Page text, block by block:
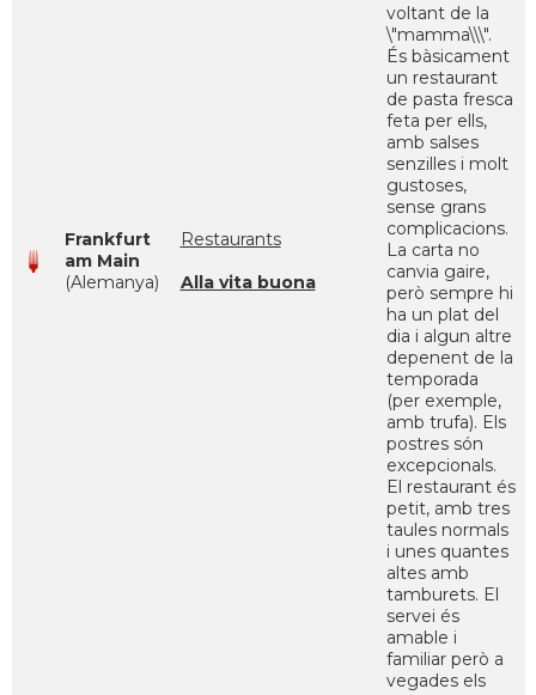
Frankfurt
am Main
(Alemanya)
Restaurants
Alla vita buona
voltant de la
\"mamma\\\".
És bàsicament
un restaurant
de pasta fresca
feta per ells,
amb salses
senzilles i molt
gustoses,
sense grans
complicacions.
La carta no
canvia gaire,
però sempre hi
ha un plat del
dia i algun altre
depenent de la
temporada
(per exemple,
amb trufa). Els
postres són
excepcionals.
El restaurant és
petit, amb tres
taules normals
i unes quantes
altes amb
tamburets. El
servei és
amable i
familiar però a
vegades els